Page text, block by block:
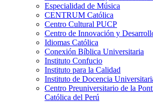
Especialidad de Música
CENTRUM Católica
Centro Cultural PUCP
Centro de Innovación y
Idiomas Católica
Conexión Bíblica Universitaria
Instituto Confucio
Instituto para la Calidad
Instituto de Docencia
Centro Preuniversitario de la
Católica del Perú